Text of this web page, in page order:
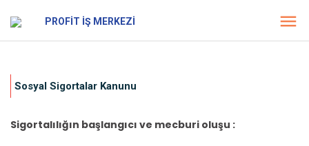
PROFİT İŞ MERKEZİ
Sosyal Sigortalar Kanunu
Sigortalılığın başlangıcı ve mecburi oluşu :